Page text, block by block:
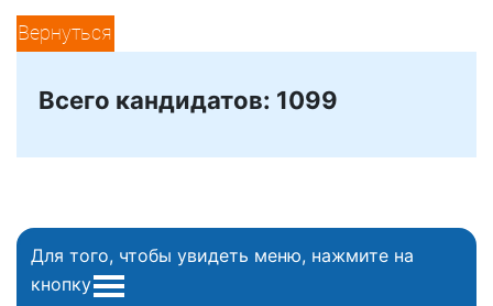
Вернуться
Всего кандидатов: 1099
Для того, чтобы увидеть меню, нажмите на
кнопку